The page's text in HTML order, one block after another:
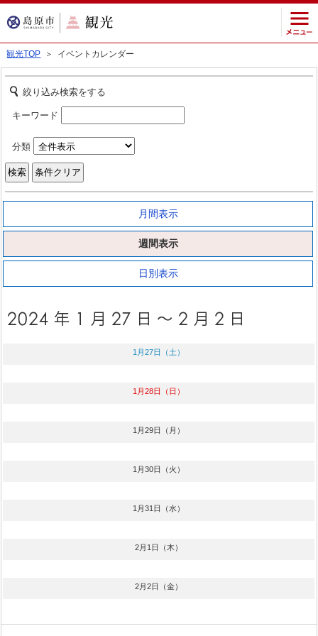
観光TOP ＞ イベントカレンダー
絞り込み検索をする
キーワード
分類
月間表示
週間表示
日別表示
1月27日（土）
1月28日（日）
1月29日（月）
1月30日（火）
1月31日（水）
2月1日（木）
2月2日（金）